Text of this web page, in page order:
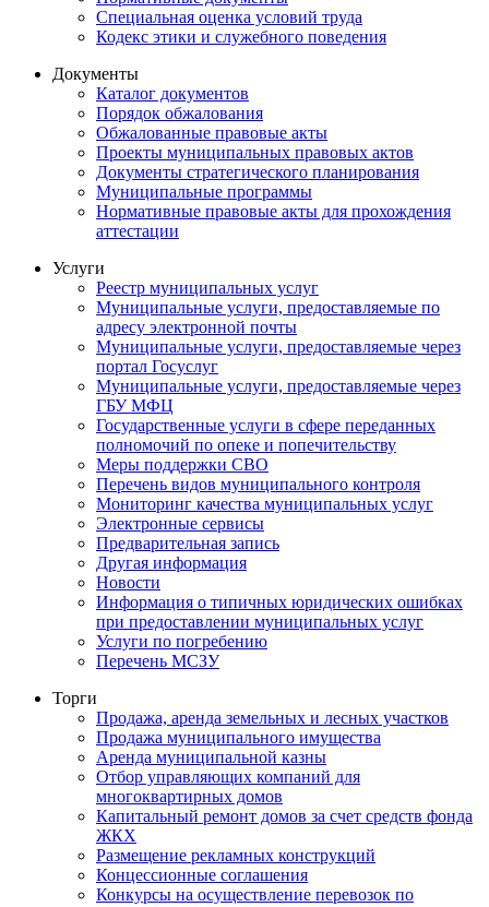
Специальная оценка условий труда
Кодекс этики и служебного поведения
Документы
Каталог документов
Порядок обжалования
Обжалованные правовые акты
Проекты муниципальных правовых актов
Документы стратегического планирования
Муниципальные программы
Нормативные правовые акты для прохождения
аттестации
Услуги
Реестр муниципальных услуг
Муниципальные услуги, предоставляемые по
адресу электронной почты
Муниципальные услуги, предоставляемые через
портал Госуслуг
Муниципальные услуги, предоставляемые через
ГБУ МФЦ
Государственные услуги в сфере переданных
полномочий по опеке и попечительству
Меры поддержки СВО
Перечень видов муниципального контроля
Мониторинг качества муниципальных услуг
Электронные сервисы
Предварительная запись
Другая информация
Новости
Информация о типичных юридических ошибках
при предоставлении муниципальных услуг
Услуги по погребению
Перечень МСЗУ
Торги
Продажа, аренда земельных и лесных участков
Продажа муниципального имущества
Аренда муниципальной казны
Отбор управляющих компаний для
многоквартирных домов
Капитальный ремонт домов за счет средств фонда
ЖКХ
Размещение рекламных конструкций
Концессионные соглашения
Конкурсы на осуществление перевозок по